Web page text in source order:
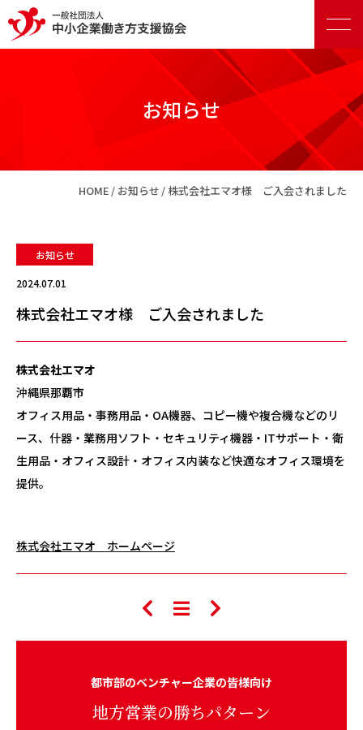
お知らせ
HOME お知らせ 株式会社エマオ様 ご入会されました
お知らせ
2024.07.01
株式会社エマオ様 ご入会されました
株式会社エマオ
沖縄県那覇市
オフィス用品・事務用品・OA機器、コピー機や複合機などのリ
ース、什器・業務用ソフト・セキュリティ機器・ITサポート・衛
生用品・オフィス設計・オフィス内装など快適なオフィス環境を
提供。
株式会社エマオ ホームページ
都市部のベンチャー企業の皆様向け
地方営業の勝ちパターン